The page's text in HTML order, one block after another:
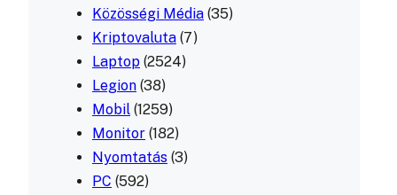
Közösségi Média (35)
Kriptovaluta (7)
Laptop (2524)
Legion (38)
Mobil (1259)
Monitor (182)
Nyomtatás (3)
PC (592)